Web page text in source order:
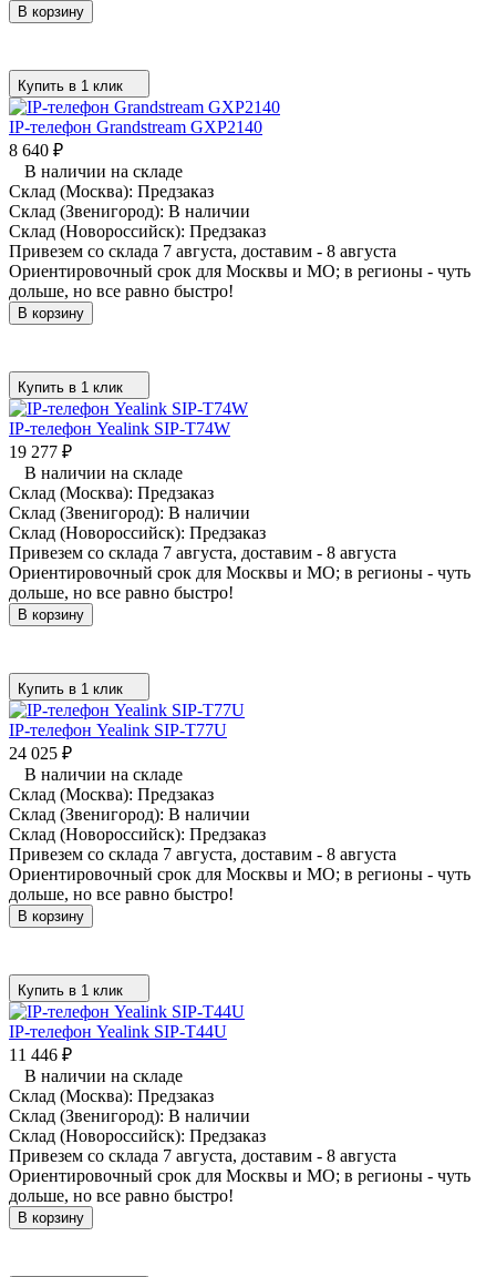
В корзину
Купить в 1 клик
IP-телефон Grandstream GXP2140
8 640 ₽
В наличии на складе
Склад (Москва): Предзаказ
Склад (Звенигород): В наличии
Склад (Новороссийск): Предзаказ
Привезем со склада 7 августа, доставим - 8 августа
Ориентировочный срок для Москвы и МО; в регионы - чуть
дольше, но все равно быстро!
В корзину
Купить в 1 клик
IP-телефон Yealink SIP-T74W
19 277 ₽
В наличии на складе
Склад (Москва): Предзаказ
Склад (Звенигород): В наличии
Склад (Новороссийск): Предзаказ
Привезем со склада 7 августа, доставим - 8 августа
Ориентировочный срок для Москвы и МО; в регионы - чуть
дольше, но все равно быстро!
В корзину
Купить в 1 клик
IP-телефон Yealink SIP-T77U
24 025 ₽
В наличии на складе
Склад (Москва): Предзаказ
Склад (Звенигород): В наличии
Склад (Новороссийск): Предзаказ
Привезем со склада 7 августа, доставим - 8 августа
Ориентировочный срок для Москвы и МО; в регионы - чуть
дольше, но все равно быстро!
В корзину
Купить в 1 клик
IP-телефон Yealink SIP-T44U
11 446 ₽
В наличии на складе
Склад (Москва): Предзаказ
Склад (Звенигород): В наличии
Склад (Новороссийск): Предзаказ
Привезем со склада 7 августа, доставим - 8 августа
Ориентировочный срок для Москвы и МО; в регионы - чуть
дольше, но все равно быстро!
В корзину